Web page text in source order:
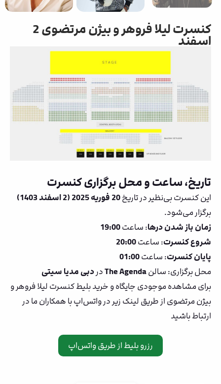
کنسرت لیلا فروهر و بیژن مرتضوی 2
اسفند
تاریخ، ساعت و محل برگزاری کنسرت
این کنسرت بی‌نظیر در تاریخ20 فوریه 2025 (2 اسفند 1403)
برگزار می‌شود.
زمان باز شدن درها: ساعت19:00
شروع کنسرت: ساعت20:00
پایان کنسرت: ساعت01:00
محل برگزاری: سالنThe Agendaدر دبی مدیا سیتی
برای مشاهده موجودی جایگاه و خرید بلیط کنسرت لیلا فروهر و
بیژن مرتضوی از طریق لینک زیر در واتس‌اپ با همکاران ما در
ارتباط باشید
رزرو بلیط از طریق واتس‌اپ